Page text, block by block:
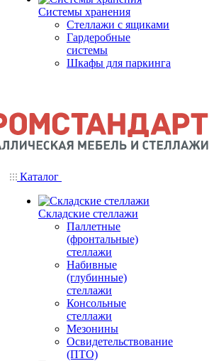
Системы хранения
Стеллажи с ящиками
Гардеробные
системы
Шкафы для паркинга
Каталог
Складские стеллажи
Паллетные
(фронтальные)
стеллажи
Набивные
(глубинные)
стеллажи
Консольные
стеллажи
Мезонины
Освидетельствование
(ПТО)